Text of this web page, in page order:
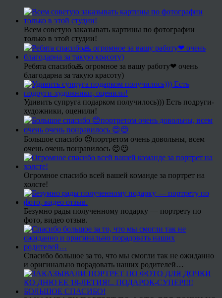
Всем советую заказывать картины по фотографии
только в этой студии!
Ребята спасибо🙏 огромное за вашу работу❤ очень
благодарна за такую красоту)
Удивить супруга подарком получилось))) Есть подруги-
художники, оценили!
Большое спасибо 😍портретом очень довольны, всем
очень очень понравилось 😍😍
Огромное спасибо всей вашей команде за портрет на
холсте!
Безумно рады полученному подарку — портрету по
фото, видео отзыв.
Спасибо большое за то, что мы смогли так не ожиданно
и оригинально порадовать наших родителей…